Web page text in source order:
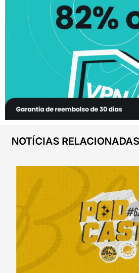
NOTÍCIAS RELACIONADAS